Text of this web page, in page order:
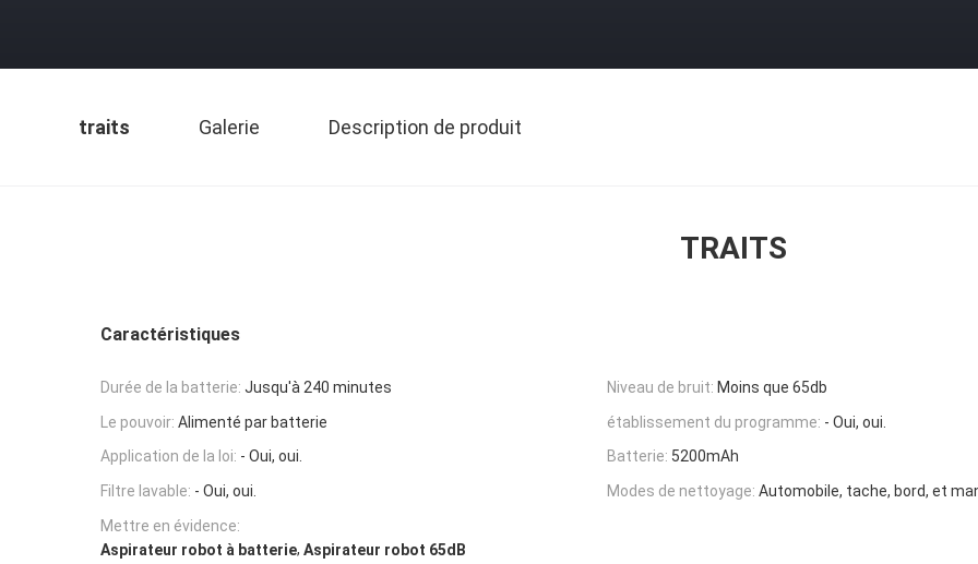
traits Galerie Description de produit
TRAITS
Caractéristiques
Durée de la batterie: Jusqu'à 240 minutes Niveau de bruit: Moins que 65db
Le pouvoir: Alimenté par batterie établissement du programme: - Oui, oui.
Application de la loi: - Oui, oui. Batterie: 5200mAh
Filtre lavable: - Oui, oui. Modes de nettoyage: Automobile, tache, bord, et
Mettre en évidence:
Aspirateur robot à batterie, Aspirateur robot 65dB